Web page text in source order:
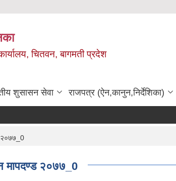
चितवन, बागमती प्रदेश
शुसासन सेवा राजपत्र (ऐन,कानुन,निर्देशिका)
२०७७_0
मापदण्ड २०७७_0